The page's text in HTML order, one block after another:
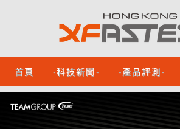
首頁 -科技新聞- -產品評測-